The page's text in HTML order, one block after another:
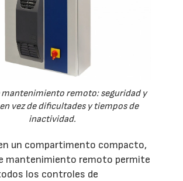
mantenimiento remoto: seguridad y
vez de dificultades y tiempos de
inactividad.
un compartimento compacto,
mantenimiento remoto permite
los controles de